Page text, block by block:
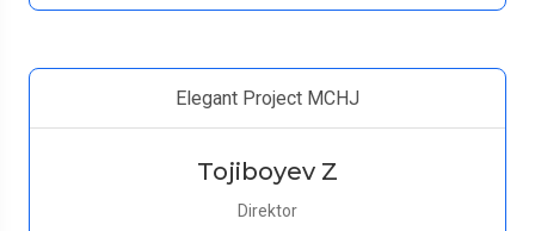
Elegant Project MCHJ
Tojiboyev Z
Direktor